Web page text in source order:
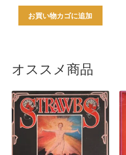
お買い物カゴに追加
オススメ商品